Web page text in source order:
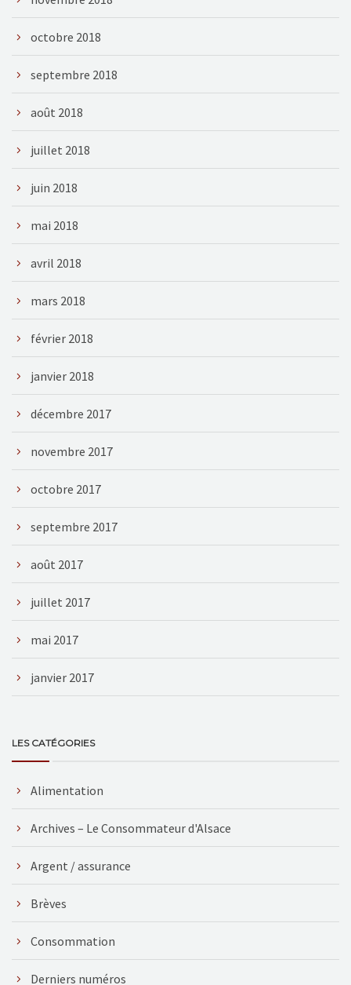
octobre 2018
septembre 2018
août 2018
juillet 2018
juin 2018
mai 2018
avril 2018
mars 2018
février 2018
janvier 2018
décembre 2017
novembre 2017
octobre 2017
septembre 2017
août 2017
juillet 2017
mai 2017
janvier 2017
LES CATÉGORIES
Alimentation
Archives – Le Consommateur d'Alsace
Argent / assurance
Brèves
Consommation
Derniers numéros